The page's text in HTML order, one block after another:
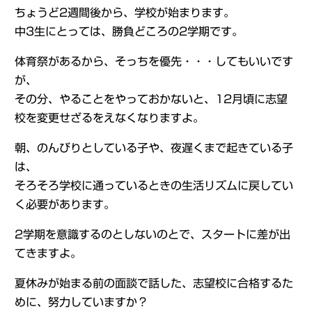
ちょうど2週間後から、学校が始まります。
中3生にとっては、勝負どころの2学期です。
体育祭があるから、そっちを優先・・・してもいいです
が、
その分、やることをやっておかないと、12月頃に志望
校を変更せざるをえなくなりますよ。
朝、のんびりとしている子や、夜遅くまで起きている子
は、
そろそろ学校に通っているときの生活リズムに戻してい
く必要があります。
2学期を意識するのとしないのとで、スタートに差が出
てきますよ。
夏休みが始まる前の面談で話した、志望校に合格するた
めに、努力していますか？